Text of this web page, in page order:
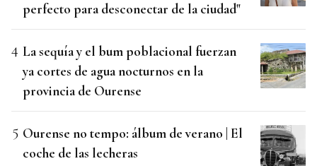
perfecto para desconectar de la ciudad"
La sequía y el bum poblacional fuerzan
ya cortes de agua nocturnos en la
provincia de Ourense
Ourense no tempo: álbum de verano | El
coche de las lecheras